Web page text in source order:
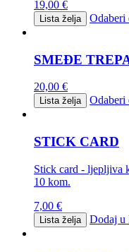
19,00 €
Lista želja Odaberi
SMEĐE
20,00 €
Lista želja Odaberi
STICK CARD
Stick card - ljepljiva
10 kom.
7,00 €
Lista želja Dodaj u